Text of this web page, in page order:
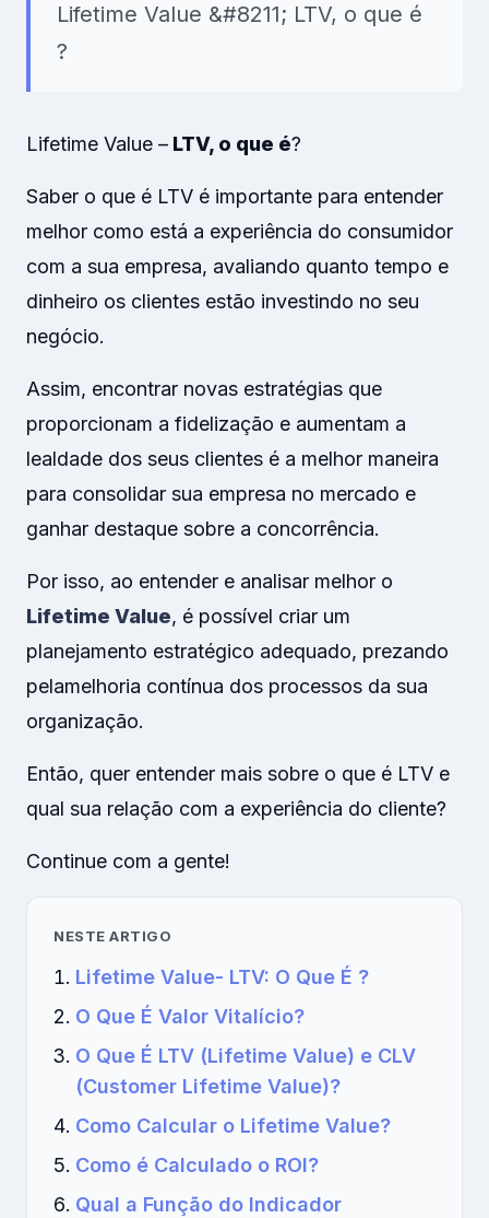
Lifetime Value &#8211; LTV, o que é
?
Lifetime Value – LTV, o que é?
Saber o que é LTV é importante para entender
melhor como está a experiência do consumidor
com a sua empresa, avaliando quanto tempo e
dinheiro os clientes estão investindo no seu
negócio.
Assim, encontrar novas estratégias que
proporcionam a fidelização e aumentam a
lealdade dos seus clientes é a melhor maneira
para consolidar sua empresa no mercado e
ganhar destaque sobre a concorrência.
Por isso, ao entender e analisar melhor o
Lifetime Value, é possível criar um
planejamento estratégico adequado, prezando
pelamelhoria contínua dos processos da sua
organização.
Então, quer entender mais sobre o que é LTV e
qual sua relação com a experiência do cliente?
Continue com a gente!
NESTE ARTIGO
Lifetime Value- LTV: O Que É ?
O Que É Valor Vitalício?
O Que É LTV (Lifetime Value) e CLV
(Customer Lifetime Value)?
Como Calcular o Lifetime Value?
Como é Calculado o ROI?
Qual a Função do Indicador